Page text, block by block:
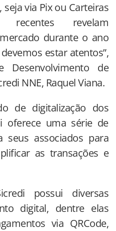
via Pix ou Carteiras
recentes revelam
durante o ano
estar atentos”,
de
NNE, Raquel Viana.
de digitalização dos
oferece uma série de
seus associados para
as transações e
possui diversas
digital, dentre elas
via QRCode,